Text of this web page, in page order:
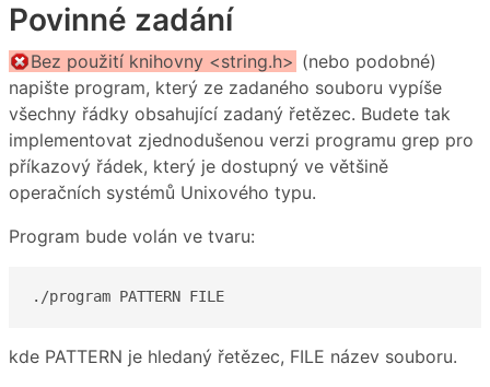
Povinné zadání
Bez použití knihovny <string.h> (nebo podobné)
napište program, který ze zadaného souboru vypíše
všechny řádky obsahující zadaný řetězec. Budete tak
implementovat zjednodušenou verzi programu grep pro
příkazový řádek, který je dostupný ve většině
operačních systémů Unixového typu.
Program bude volán ve tvaru:
./program PATTERN FILE
kde PATTERN je hledaný řetězec, FILE název souboru.